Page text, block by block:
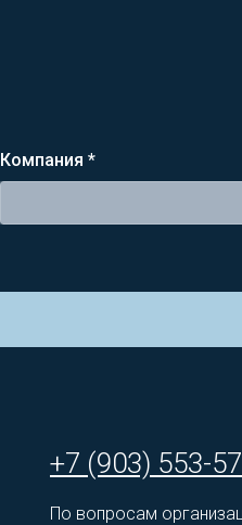
Компания *
+7 (903) 553-
По вопросам